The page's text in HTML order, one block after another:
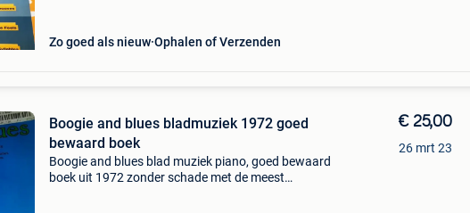
Zo goed als nieuw Ophalen of Verzenden
Boogie and blues bladmuziek 1972 goed
bewaard boek
Boogie and blues blad muziek piano, goed bewaard
boek uit 1972 zonder schade met de meest
€ 25,00
26 mrt 23